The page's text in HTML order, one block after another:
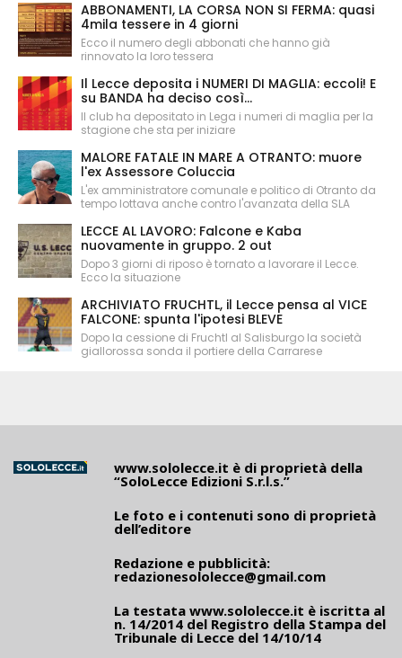
ABBONAMENTI, LA CORSA NON SI FERMA: quasi
4mila tessere in 4 giorni
Ecco il numero degli abbonati che hanno già
rinnovato la loro tessera
Il Lecce deposita i NUMERI DI MAGLIA: eccoli! E
su BANDA ha deciso così...
Il club ha depositato in Lega i numeri di maglia per la
stagione che sta per iniziare
MALORE FATALE IN MARE A OTRANTO: muore
l'ex Assessore Coluccia
L'ex amministratore comunale e politico di Otranto da
tempo lottava anche contro l'avanzata della SLA
LECCE AL LAVORO: Falcone e Kaba
nuovamente in gruppo. 2 out
Dopo 3 giorni di riposo è tornato a lavorare il Lecce.
Ecco la situazione
ARCHIVIATO FRUCHTL, il Lecce pensa al VICE
FALCONE: spunta l'ipotesi BLEVE
Dopo la cessione di Fruchtl al Salisburgo la società
giallorossa sonda il portiere della Carrarese
www.sololecce.it è di proprietà della
“SoloLecce Edizioni S.r.l.s.”
Le foto e i contenuti sono di proprietà
dell’editore
Redazione e pubblicità:
redazionesololecce@gmail.com
La testata www.sololecce.it è iscritta al
n. 14/2014 del Registro della Stampa del
Tribunale di Lecce del 14/10/14